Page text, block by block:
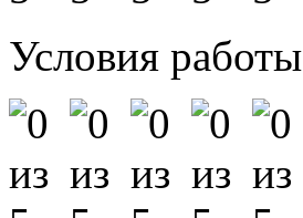
Условия работы